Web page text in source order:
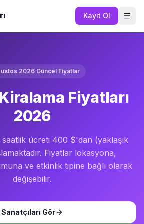
Kayıt Ol
2026Güncel Fiyatlar
Fiyatları
2026
saatlik ücreti 400 $'dan (yaklaşık
Fiyatlar lokasyona,
ve etkinlik tipine bağlı olarak
değişebilir.
Sanatçıları Gör